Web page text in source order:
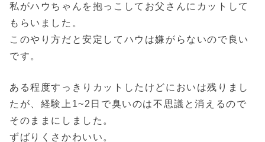
私がハウちゃんを抱っこしてお父さんにカットして
もらいました。
このやり方だと安定してハウは嫌がらないので良い
です。
ある程度すっきりカットしたけどにおいは残りまし
たが、経験上1~2日で臭いのは不思議と消えるので
そのままにしました。
ずばりくさかわいい。